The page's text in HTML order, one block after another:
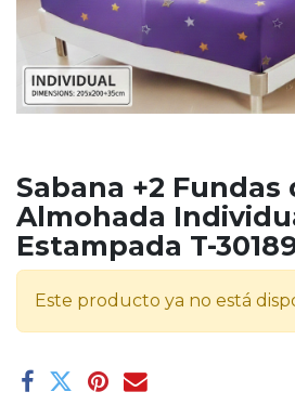
Sabana +2 Fundas
Almohada
Estampada T-
Este producto ya no está